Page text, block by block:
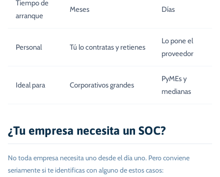
Tiempo de
arranque
Meses Días
Personal Tú lo contratas y retienes
Lo pone el
proveedor
Ideal para Corporativos grandes
PyMEs y
medianas
¿Tu empresa necesita un SOC?
No toda empresa necesita uno desde el día uno. Pero conviene
seriamente si te identificas con alguno de estos casos: